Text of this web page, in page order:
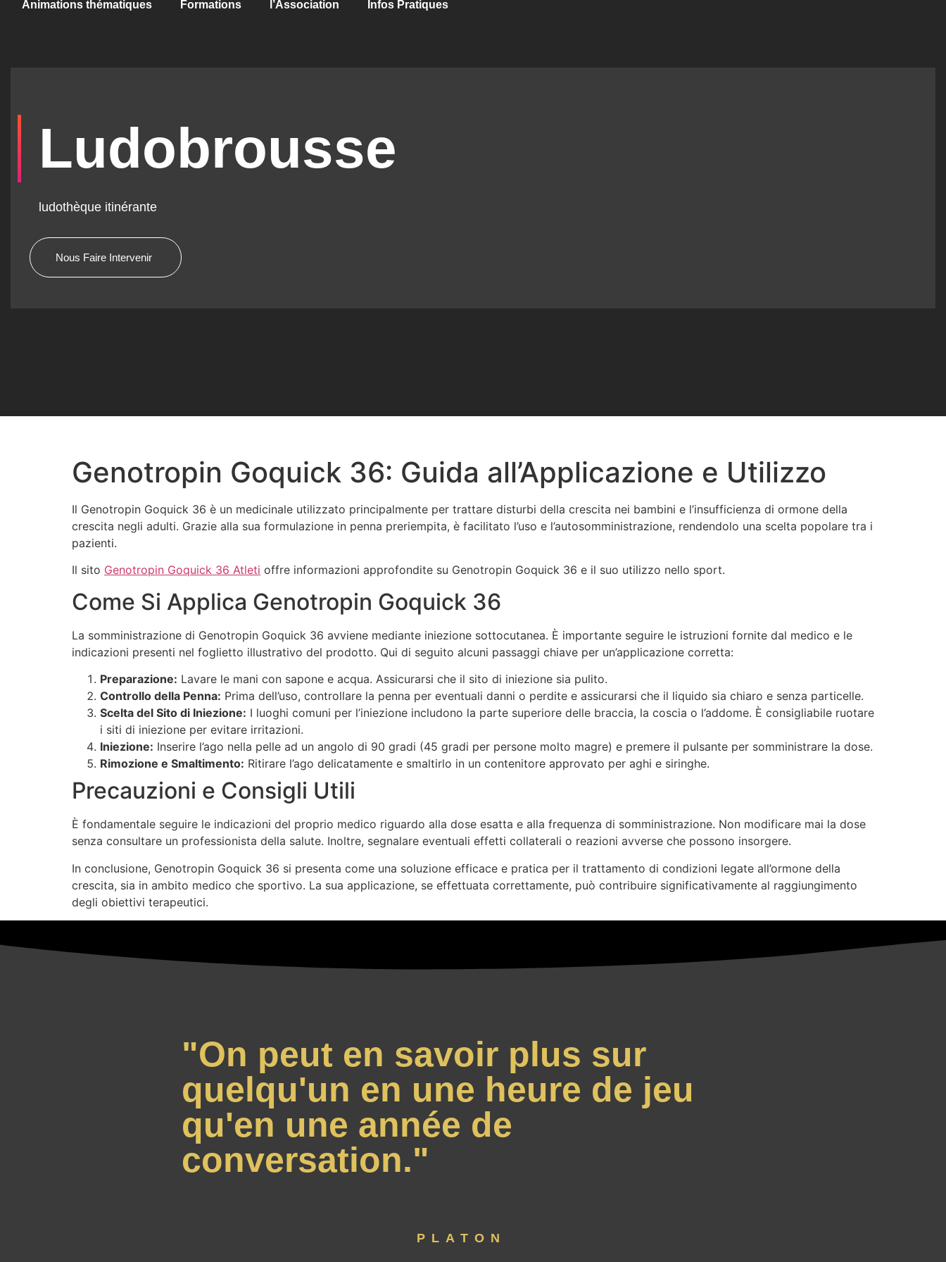
Animations thématiques Formations l’Association Infos Pratiques
Ludobrousse
ludothèque itinérante
Nous Faire Intervenir
Genotropin Goquick 36: Guida all’Applicazione e Utilizzo
Il Genotropin Goquick 36 è un medicinale utilizzato principalmente per trattare disturbi della crescita nei bambini e l’insufficienza di ormone della
crescita negli adulti. Grazie alla sua formulazione in penna preriempita, è facilitato l’uso e l’autosomministrazione, rendendolo una scelta popolare tra i
pazienti.
Il sito Genotropin Goquick 36 Atleti offre informazioni approfondite su Genotropin Goquick 36 e il suo utilizzo nello sport.
Come Si Applica Genotropin Goquick 36
La somministrazione di Genotropin Goquick 36 avviene mediante iniezione sottocutanea. È importante seguire le istruzioni fornite dal medico e le
indicazioni presenti nel foglietto illustrativo del prodotto. Qui di seguito alcuni passaggi chiave per un’applicazione corretta:
Preparazione: Lavare le mani con sapone e acqua. Assicurarsi che il sito di iniezione sia pulito.
Controllo della Penna: Prima dell’uso, controllare la penna per eventuali danni o perdite e assicurarsi che il liquido sia chiaro e senza particelle.
Scelta del Sito di Iniezione: I luoghi comuni per l’iniezione includono la parte superiore delle braccia, la coscia o l’addome. È consigliabile ruotare
i siti di iniezione per evitare irritazioni.
Iniezione: Inserire l’ago nella pelle ad un angolo di 90 gradi (45 gradi per persone molto magre) e premere il pulsante per somministrare la dose.
Rimozione e Smaltimento: Ritirare l’ago delicatamente e smaltirlo in un contenitore approvato per aghi e siringhe.
Precauzioni e Consigli Utili
È fondamentale seguire le indicazioni del proprio medico riguardo alla dose esatta e alla frequenza di somministrazione. Non modificare mai la dose
senza consultare un professionista della salute. Inoltre, segnalare eventuali effetti collaterali o reazioni avverse che possono insorgere.
In conclusione, Genotropin Goquick 36 si presenta come una soluzione efficace e pratica per il trattamento di condizioni legate all’ormone della
crescita, sia in ambito medico che sportivo. La sua applicazione, se effettuata correttamente, può contribuire significativamente al raggiungimento
degli obiettivi terapeutici.
"On peut en savoir plus sur
quelqu'un en une heure de jeu
qu'en une année de
conversation."
PLATON